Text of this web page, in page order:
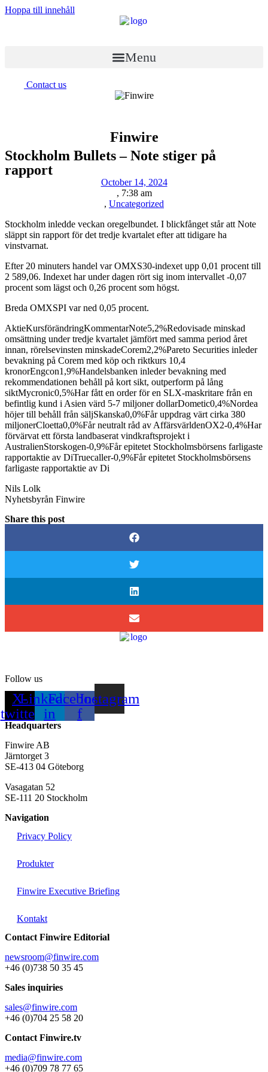
Hoppa till innehåll
Menu
Contact us
Finwire
Stockholm Bullets – Note stiger på
rapport
October 14, 2024
, 7:38 am
, Uncategorized
Stockholm inledde veckan oregelbundet. I blickfånget står att Note
släppt sin rapport för det tredje kvartalet efter att tidigare ha
vinstvarnat.
Efter 20 minuters handel var OMXS30-indexet upp 0,01 procent till
2 589,06. Indexet har under dagen rört sig inom intervallet -0,07
procent som lägst och 0,26 procent som högst.
Breda OMXSPI var ned 0,05 procent.
AktieKursförändringKommentarNote5,2%Redovisade minskad
omsättning under tredje kvartalet jämfört med samma period året
innan, rörelsevinsten minskadeCorem2,2%Pareto Securities inleder
bevakning på Corem med köp och riktkurs 10,4
kronorEngcon1,9%Handelsbanken inleder bevakning med
rekommendationen behåll på kort sikt, outperform på lång
siktMycronic0,5%Har fått en order för en SLX-maskritare från en
befintlig kund i Asien värd 5-7 miljoner dollarDometic0,4%Nordea
höjer till behåll från säljSkanska0,0%Får uppdrag värt cirka 380
miljonerCloetta0,0%Får neutralt råd av AffärsvärldenOX2-0,4%Har
förvärvat ett första landbaserat vindkraftsprojekt i
AustralienStorskogen-0,9%Får epitetet Stockholmsbörsens farligaste
rapportaktie av DiTruecaller-0,9%Får epitetet Stockholmsbörsens
farligaste rapportaktie av Di
Nils Lolk
Nyhetsbyrån Finwire
Share this post
Follow us
X-
twitter
Linkedin-
in
Facebook-
f
Instagram
Headquarters
Finwire AB
Järntorget 3
SE-413 04 Göteborg
Vasagatan 52
SE-111 20 Stockholm
Navigation
Privacy Policy
Produkter
Finwire Executive Briefing
Kontakt
Contact Finwire Editorial
newsroom@finwire.com
+46 (0)738 50 35 45
Sales inquiries
sales@finwire.com
+46 (0)704 25 58 20
Contact Finwire.tv
media@finwire.com
+46 (0)709 78 77 65